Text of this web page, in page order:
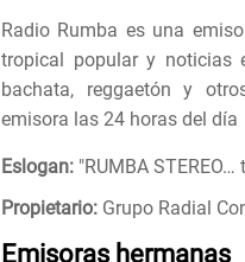
Radio Rumba es una
tropical popular y noticias
bachata, reggaetón y
emisora las 24 horas del día
Eslogan: "RUMBA
Propietario: Grupo Radial
Emisoras hermanas